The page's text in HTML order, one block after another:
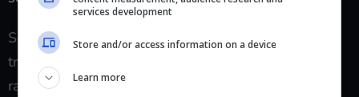
Senza un luogo dove poter lavorare, Tolga farà
trasferire tutti i suoi collaboratori a casa sua. Il
ragazzo, che è sempre innamorato di Oylum, sa ora
services development
Store and/or access information on a device
Learn more